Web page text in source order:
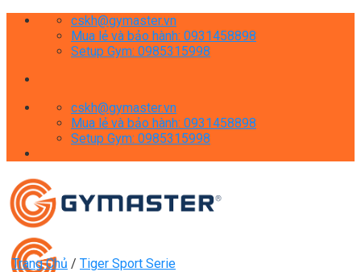
Skip
cskh@gymaster.vn
Mua lẻ và bảo hành: 0931458898
Setup Gym: 0985315998
cskh@gymaster.vn
Mua lẻ và bảo hành: 0931458898
Setup Gym: 0985315998
Trang Chủ / Tiger Sport Serie